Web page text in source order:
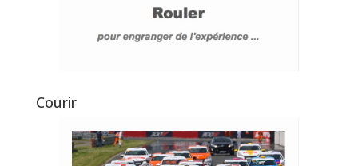
Courir